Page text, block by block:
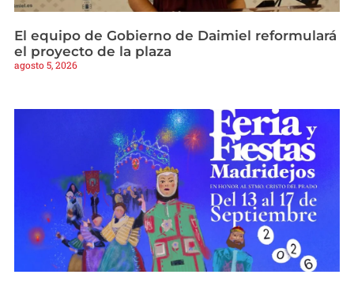
El equipo de Gobierno de Daimiel reformulará
el proyecto de la plaza
agosto 5, 2026